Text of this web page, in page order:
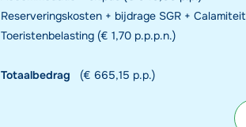
Reserveringskosten + bijdrage SGR +
Toeristenbelasting (€ 1,70 p.p.p.n.)
Totaalbedrag (€ 665,15 p.p.)